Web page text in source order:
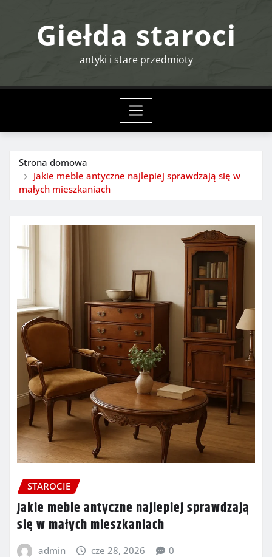
Giełda staroci
antyki i stare przedmioty
Strona domowa
Jakie meble antyczne najlepiej sprawdzają się w
małych mieszkaniach
STAROCIE
Jakie meble antyczne najlepiej sprawdzają
się w małych mieszkaniach
admin cze 28, 2026 0